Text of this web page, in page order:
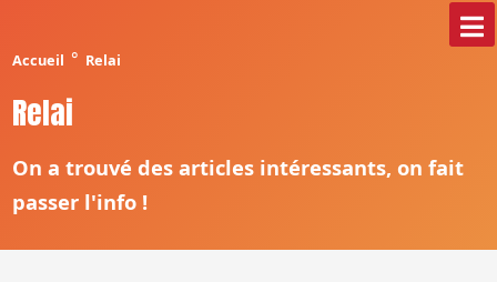
Accueil ° Relai
Relai
On a trouvé des articles intéressants, on fait
passer l'info !